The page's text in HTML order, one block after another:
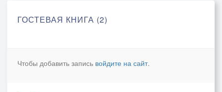
ГОСТЕВАЯ КНИГА (2)
Чтобы добавить запись войдите на сайт.